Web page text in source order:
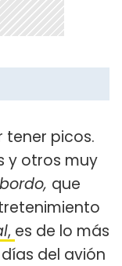
tener picos.
y otros muy
que
, es de lo más
del avión